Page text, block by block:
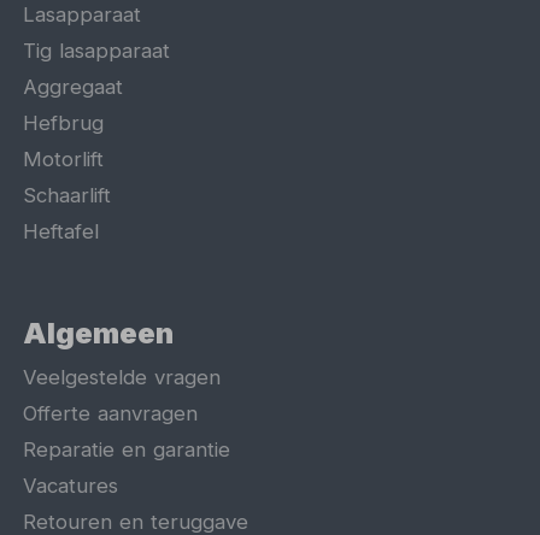
Lasapparaat
Tig lasapparaat
Aggregaat
Hefbrug
Motorlift
Schaarlift
Heftafel
Algemeen
Veelgestelde vragen
Offerte aanvragen
Reparatie en garantie
Vacatures
Retouren en teruggave